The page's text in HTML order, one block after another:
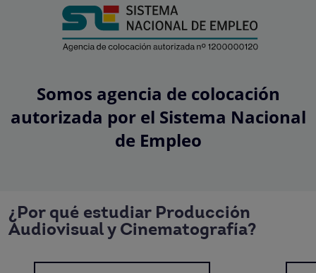
Somos agencia de colocación
autorizada por el Sistema Nacional
de Empleo
¿Por qué estudiar Producción
Audiovisual y Cinematografía?